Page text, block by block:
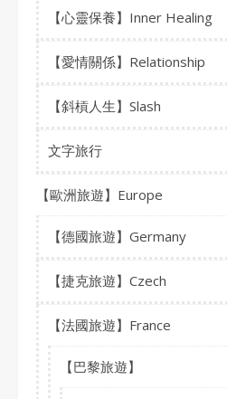
【心靈保養】Inner Healing
【愛情關係】Relationship
【斜槓人生】Slash
文字旅行
【歐洲旅遊】Europe
【德國旅遊】Germany
【捷克旅遊】Czech
【法國旅遊】France
【巴黎旅遊】